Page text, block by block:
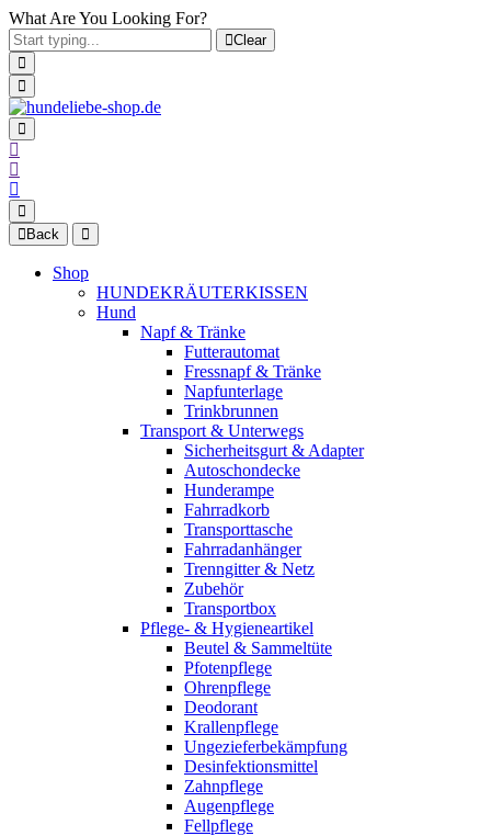
What Are You Looking For?
Clear
Back
Shop
HUNDEKRÄUTERKISSEN
Hund
Napf & Tränke
Futterautomat
Fressnapf & Tränke
Napfunterlage
Trinkbrunnen
Transport & Unterwegs
Sicherheitsgurt & Adapter
Autoschondecke
Hunderampe
Fahrradkorb
Transporttasche
Fahrradanhänger
Trenngitter & Netz
Zubehör
Transportbox
Pflege- & Hygieneartikel
Beutel & Sammeltüte
Pfotenpflege
Ohrenpflege
Deodorant
Krallenpflege
Ungezieferbekämpfung
Desinfektionsmittel
Zahnpflege
Augenpflege
Fellpflege